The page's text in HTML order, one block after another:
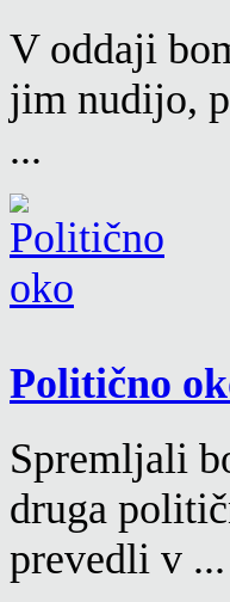
V oddaji
jim nudijo,
...
Politično
Spremljali
druga
prevedli v ...